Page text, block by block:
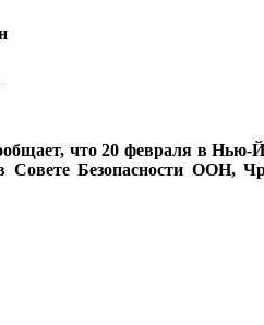
что 20 февраля в
Совете Безопасности